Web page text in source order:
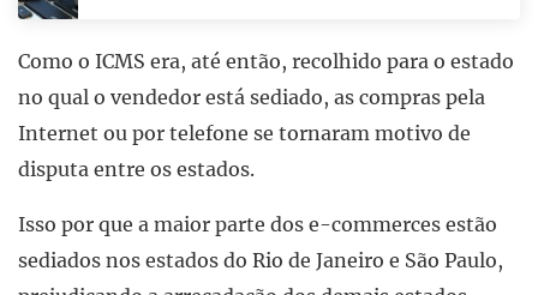
Como o ICMS era, até então, recolhido para o estado
no qual o vendedor está sediado, as compras pela
Internet ou por telefone se tornaram motivo de
disputa entre os estados.
Isso por que a maior parte dos e-commerces estão
sediados nos estados do Rio de Janeiro e São Paulo,